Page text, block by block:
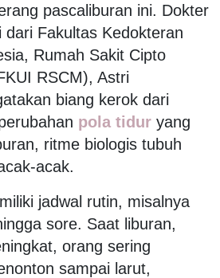
pascaliburan ini. Dokter
dari Fakultas Kedokteran
Rumah Sakit Cipto
RSCM), Astri
biang kerok dari
pola tidur yang
ritme biologis tubuh
acak.
jadwal rutin, misalnya
sore. Saat liburan,
orang sering
sampai larut,